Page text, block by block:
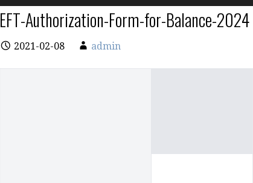
EFT-Authorization-Form-for-Balance-2024
2021-02-08 admin